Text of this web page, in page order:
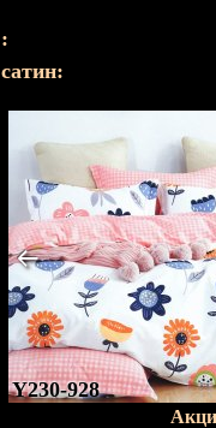
:
cатин:
Y230-928